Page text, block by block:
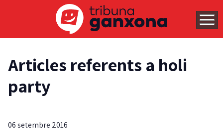
Articles referents a holi
party
06 setembre 2016